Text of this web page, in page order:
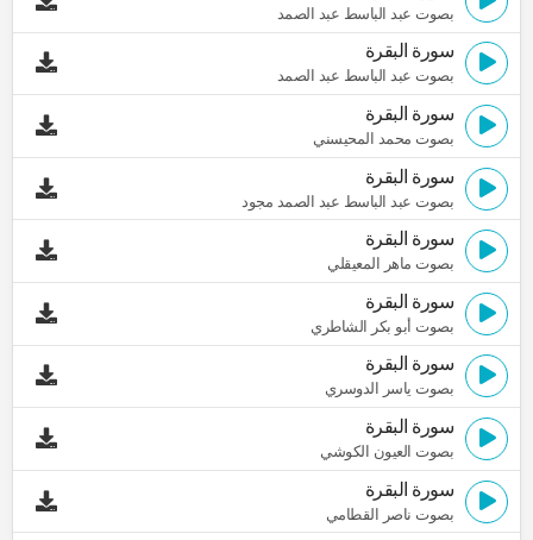
بصوت عبد الباسط عبد الصمد
سورة البقرة
بصوت عبد الباسط عبد الصمد
سورة البقرة
بصوت محمد المحيسني
سورة البقرة
بصوت عبد الباسط عبد الصمد مجود
سورة البقرة
بصوت ماهر المعيقلي
سورة البقرة
بصوت أبو بكر الشاطري
سورة البقرة
بصوت ياسر الدوسري
سورة البقرة
بصوت العيون الكوشي
سورة البقرة
بصوت ناصر القطامي